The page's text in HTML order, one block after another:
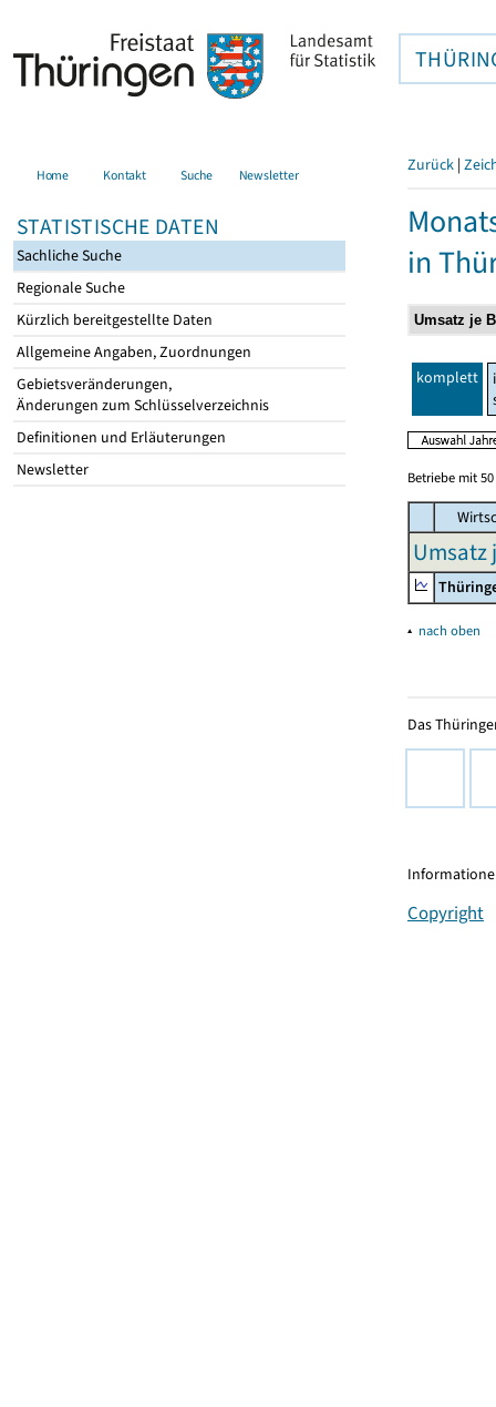
Home Kontakt Suche Newsletter
STATISTISCHE DATEN
Sachliche Suche
Regionale Suche
Kürzlich bereitgestellte Daten
Allgemeine Angaben, Zuordnungen
Gebietsveränderungen,
Änderungen zum Schlüsselverzeichnis
Definitionen und Erläuterungen
Newsletter
Zurück |
in
komplett
Betriebe mit
Umsatz
▴ nach oben
Das
Copyright